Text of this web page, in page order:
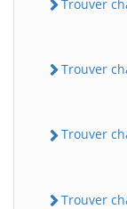
Trouver
Trouver
Trouver
Trouver